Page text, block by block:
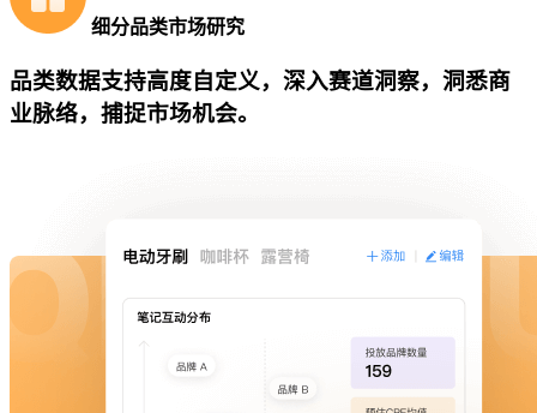
细分品类市场研究
品类数据支持高度自定义，深入赛道洞察，洞悉商
业脉络，捕捉市场机会。